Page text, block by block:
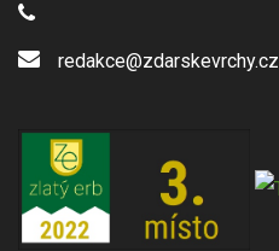
redakce@zdarskevrchy.cz